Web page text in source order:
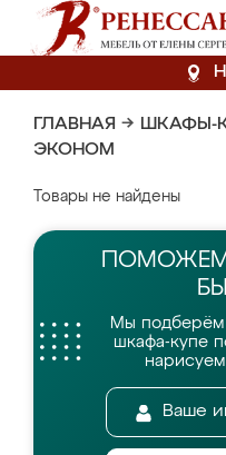
ГЛАВНАЯ → ШКАФЫ-
ЭКОНОМ
Товары не найдены
Мы подберём
шкафа-купе